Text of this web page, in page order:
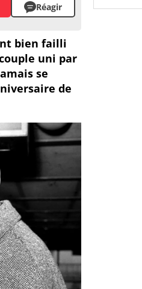
Réagir
bien failli
uni par
se
de